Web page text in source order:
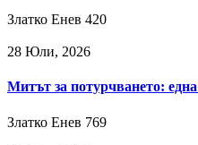
Златко Енев 420
28 Юли, 2026
Митът за потурчването:
Златко Енев 769